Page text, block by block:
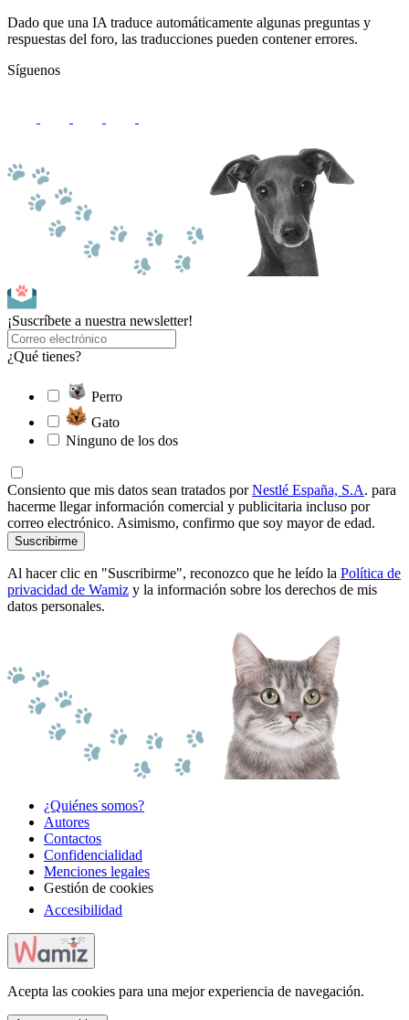
Dado que una IA traduce automáticamente algunas preguntas y
respuestas del foro, las traducciones pueden contener errores.
Síguenos
¡Suscríbete a nuestra newsletter!
¿Qué tienes?
Perro
Gato
Ninguno de los dos
Consiento que mis datos sean tratados porNestlé España, S.A. para
hacerme llegar información comercial y publicitaria incluso por
correo electrónico. Asimismo, confirmo que soy mayor de edad.
Suscribirme
Al hacer clic en "Suscribirme", reconozco que he leído la Política de
privacidad de Wamiz y la información sobre los derechos de mis
datos personales.
¿Quiénes somos?
Autores
Contactos
Confidencialidad
Menciones legales
Gestión de cookies
Accesibilidad
Acepta las cookies para una mejor experiencia de navegación.